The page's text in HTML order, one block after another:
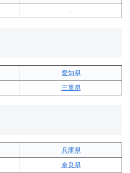
–
愛知県
三重県
兵庫県
奈良県